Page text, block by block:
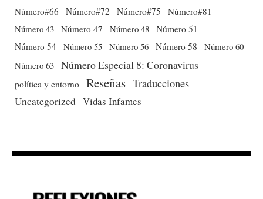
Número#66
Número#72 Número#75
Número#81
Número 43 Número 47 Número 48 Número 51
Número 54 Número 55 Número 56 Número 58
Número 60
Número 63 Número Especial 8: Coronavirus
política y entorno Reseñas Traducciones
Uncategorized Vidas Infames